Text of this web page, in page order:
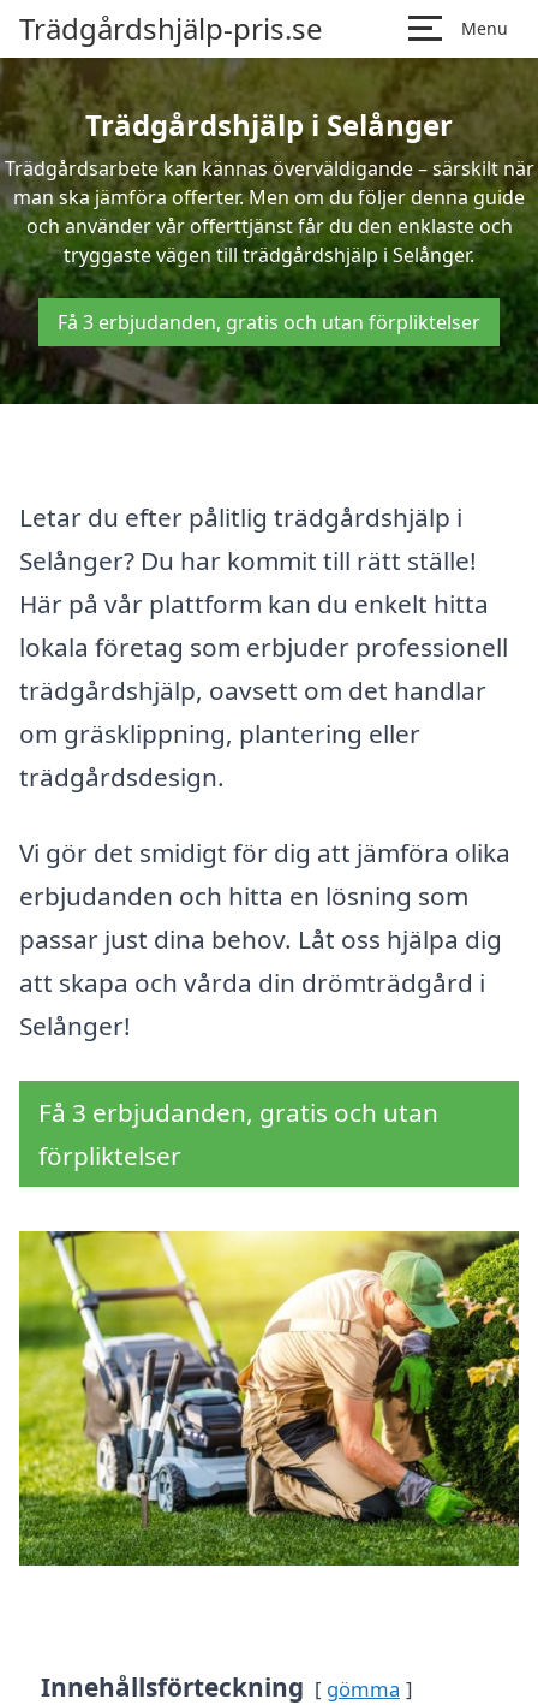
Trädgårdshjälp-pris.se Menu
Trädgårdshjälp i Selånger
Trädgårdsarbete kan kännas överväldigande – särskilt när
man ska jämföra offerter. Men om du följer denna guide
och använder vår offerttjänst får du den enklaste och
tryggaste vägen till trädgårdshjälp i Selånger.
Få 3 erbjudanden, gratis och utan förpliktelser
Letar du efter pålitlig trädgårdshjälp i
Selånger? Du har kommit till rätt ställe!
Här på vår plattform kan du enkelt hitta
lokala företag som erbjuder professionell
trädgårdshjälp, oavsett om det handlar
om gräsklippning, plantering eller
trädgårdsdesign.
Vi gör det smidigt för dig att jämföra olika
erbjudanden och hitta en lösning som
passar just dina behov. Låt oss hjälpa dig
att skapa och vårda din drömträdgård i
Selånger!
Få 3 erbjudanden, gratis och utan
förpliktelser
Innehållsförteckning gömma